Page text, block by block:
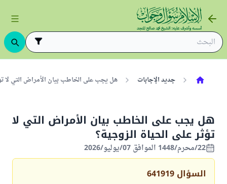
جديد الإجابات هل يجب على الخاطب بيان الأمراض التي لا
هل يجب على الخاطب بيان الأمراض التي لا
تؤثر على الحياة الزوجية؟
22/محرم/1448 الموافق 07/يوليو/2026
السؤال 641919